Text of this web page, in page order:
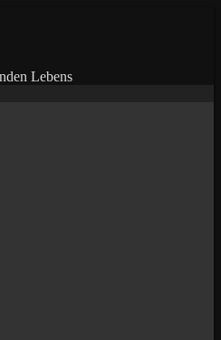
Lebens